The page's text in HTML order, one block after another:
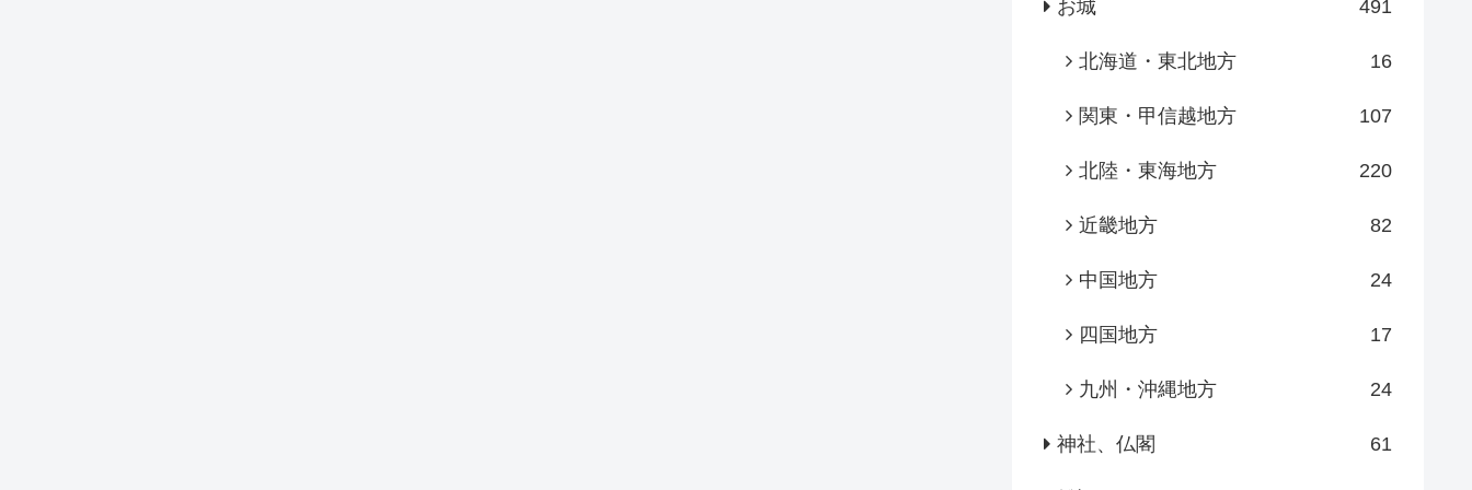
お城 491
北海道・東北地方 16
関東・甲信越地方 107
北陸・東海地方 220
近畿地方 82
中国地方 24
四国地方 17
九州・沖縄地方 24
神社、仏閣 61